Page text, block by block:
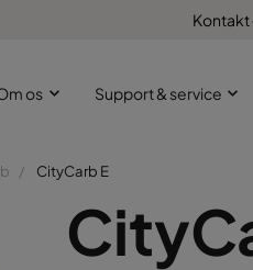
Kontakt
os Support & service
CityCarb E